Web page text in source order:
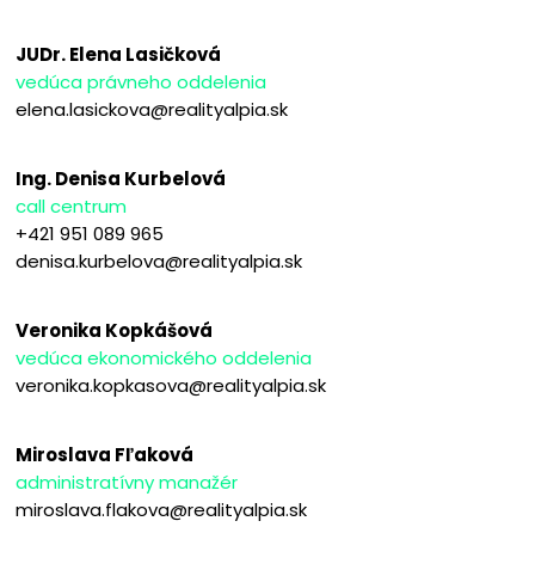
JUDr. Elena Lasičková
vedúca právneho oddelenia
elena.lasickova@realityalpia.sk
Ing. Denisa Kurbelová
call centrum
+421 951 089 965
denisa.kurbelova@realityalpia.sk
Veronika Kopkášová
vedúca ekonomického oddelenia
veronika.kopkasova@realityalpia.sk
Miroslava Fľaková
administratívny manažér
miroslava.flakova@realityalpia.sk